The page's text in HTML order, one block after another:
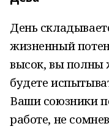
День
жизненный
высок, вы полны
будете
Ваши союзники
работе, не